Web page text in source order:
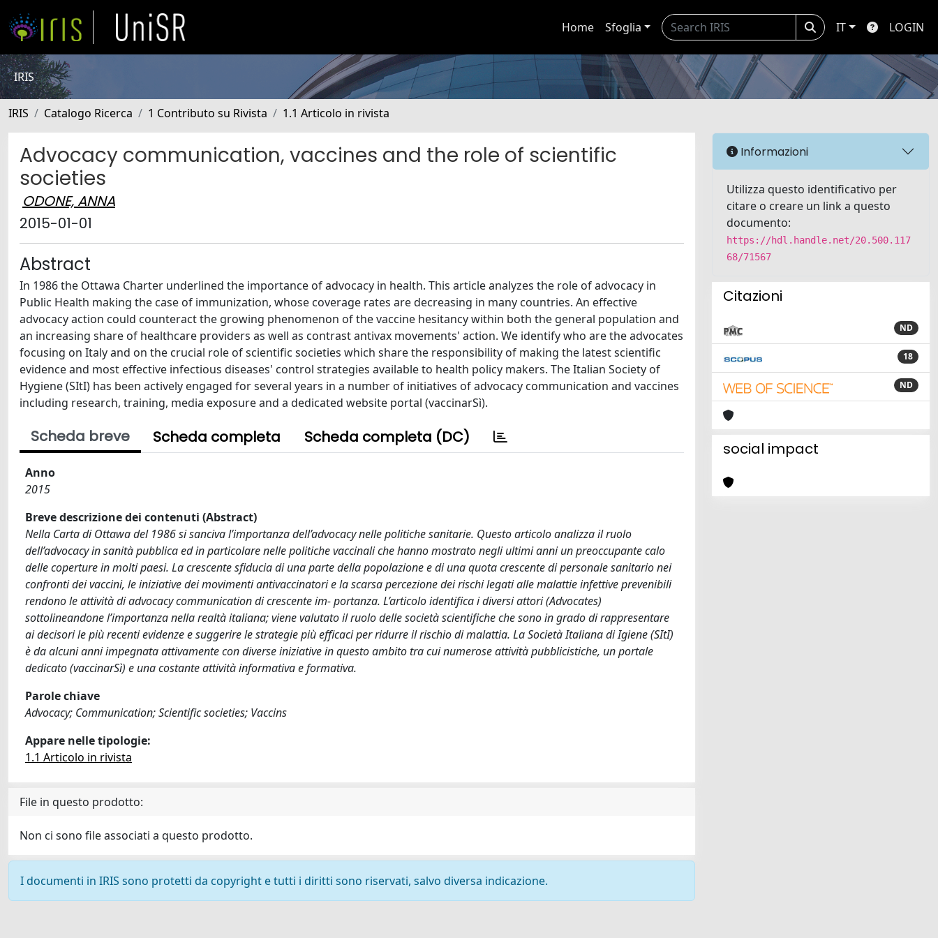
Home Sfoglia IT LOGIN
IRIS
IRIS Catalogo Ricerca 1 Contributo su Rivista 1.1 Articolo in rivista
Advocacy communication, vaccines and the role of scientific
societies
ODONE, ANNA
2015-01-01
Abstract
In 1986 the Ottawa Charter underlined the importance of advocacy in health. This article analyzes the role of advocacy in
Public Health making the case of immunization, whose coverage rates are decreasing in many countries. An effective
advocacy action could counteract the growing phenomenon of the vaccine hesitancy within both the general population and
an increasing share of healthcare providers as well as contrast antivax movements' action. We identify who are the advocates
focusing on Italy and on the crucial role of scientific societies which share the responsibility of making the latest scientific
evidence and most effective infectious diseases' control strategies available to health policy makers. The Italian Society of
Hygiene (SItI) has been actively engaged for several years in a number of initiatives of advocacy communication and vaccines
including research, training, media exposure and a dedicated website portal (vaccinarSì).
Scheda breve Scheda completa Scheda completa (DC)
Anno
2015
Breve descrizione dei contenuti (Abstract)
Nella Carta di Ottawa del 1986 si sanciva l’importanza dell’advocacy nelle politiche sanitarie. Questo articolo analizza il ruolo
dell’advocacy in sanità pubblica ed in particolare nelle politiche vaccinali che hanno mostrato negli ultimi anni un preoccupante calo
delle coperture in molti paesi. La crescente sfiducia di una parte della popolazione e di una quota crescente di personale sanitario nei
confronti dei vaccini, le iniziative dei movimenti antivaccinatori e la scarsa percezione dei rischi legati alle malattie infettive prevenibili
rendono le attività di advocacy communication di crescente im- portanza. L’articolo identifica i diversi attori (Advocates)
sottolineandone l’importanza nella realtà italiana; viene valutato il ruolo delle società scientifiche che sono in grado di rappresentare
ai decisori le più recenti evidenze e suggerire le strategie più efficaci per ridurre il rischio di malattia. La Società Italiana di Igiene (SItI)
è da alcuni anni impegnata attivamente con diverse iniziative in questo ambito tra cui numerose attività pubblicistiche, un portale
dedicato (vaccinarSì) e una costante attività informativa e formativa.
Parole chiave
Advocacy; Communication; Scientific societies; Vaccins
Appare nelle tipologie:
1.1 Articolo in rivista
File in questo prodotto:
Non ci sono file associati a questo prodotto.
I documenti in IRIS sono protetti da copyright e tutti i diritti sono riservati, salvo diversa indicazione.
Informazioni
Utilizza questo identificativo per
citare o creare un link a questo
documento:
https://hdl.handle.net/20.500.117
68/71567
Citazioni
ND
18
ND
social impact